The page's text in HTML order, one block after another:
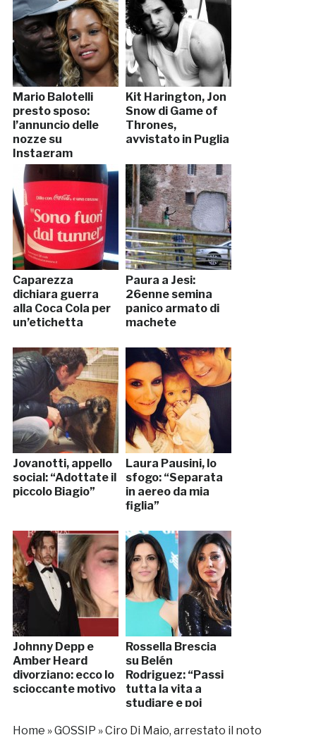
Mario Balotelli
presto sposo:
l’annuncio delle
nozze su
Instagram
Kit Harington, Jon
Snow di Game of
Thrones,
avvistato in Puglia
Caparezza
dichiara guerra
alla Coca Cola per
un’etichetta
Paura a Jesi:
26enne semina
panico armato di
machete
Jovanotti, appello
social: “Adottate il
piccolo Biagio”
Laura Pausini, lo
sfogo: “Separata
in aereo da mia
figlia”
Johnny Depp e
Amber Heard
divorziano: ecco lo
scioccante motivo
Rossella Brescia
su Belén
Rodriguez: “Passi
tutta la vita a
studiare e poi
Home »GOSSIP »Ciro Di Maio, arrestato il noto